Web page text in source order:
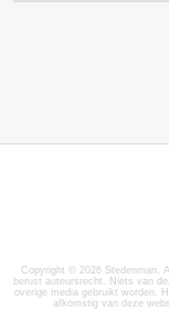
Copyright © 2026 Stedenman.
berust auteursrecht. Niets van
overige media gebruikt worden.
afkomstig van deze